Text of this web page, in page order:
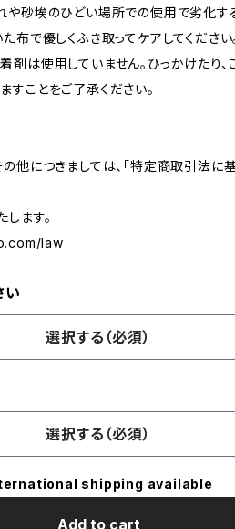
砂埃のひどい場所での使用で劣化す
布で優しくふき取ってケアしてください
は使用していません。ひっかけたり、
ことをご了承ください。
他につきましては、「特定商取引法に
ます。
law
選択する（必須）
選択する（必須）
shipping available
Add to cart